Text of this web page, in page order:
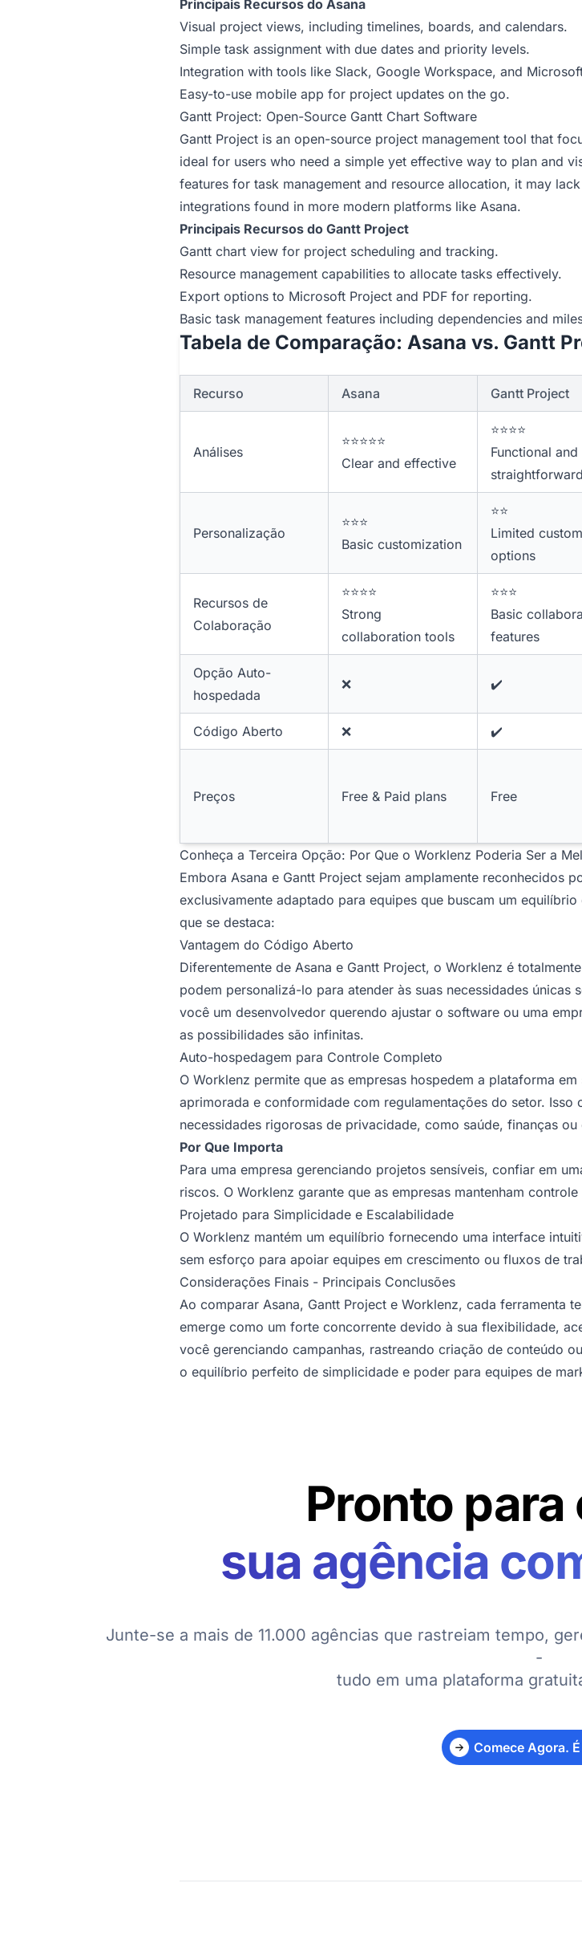
Principais Recursos do Asana
Visual project views, including timelines, boards, and calendars.
Simple task assignment with due dates and priority levels.
Integration with tools like Slack, Google Workspace, and
Easy-to-use mobile app for project updates on the go.
Gantt Project: Open-Source Gantt Chart Software
Gantt Project is an open-source project management tool that
ideal for users who need a simple yet effective way to plan and
features for task management and resource allocation, it may
integrations found in more modern platforms like Asana.
Principais Recursos do Gantt Project
Gantt chart view for project scheduling and tracking.
Resource management capabilities to allocate tasks effectively.
Export options to Microsoft Project and PDF for reporting.
Basic task management features including dependencies and
Tabela de Comparação: Asana vs. Gantt
Recurso Asana Gantt Project
Análises
⭐⭐⭐⭐⭐
Clear and effective
⭐⭐⭐⭐
Functional and
straightforward
Personalização
⭐⭐⭐
Basic customization
⭐⭐
Limited
options
Recursos de
Colaboração
⭐⭐⭐⭐
Strong
collaboration tools
⭐⭐⭐
Basic
features
Opção Auto-
hospedada
❌ ✔️
Código Aberto ❌ ✔️
Preços Free & Paid plans Free
Conheça a Terceira Opção: Por Que o Worklenz Poderia Ser a
Embora Asana e Gantt Project sejam amplamente reconhecidos
exclusivamente adaptado para equipes que buscam um
que se destaca:
Vantagem do Código Aberto
Diferentemente de Asana e Gantt Project, o Worklenz é
podem personalizá-lo para atender às suas necessidades
você um desenvolvedor querendo ajustar o software ou uma
as possibilidades são infinitas.
Auto-hospedagem para Controle Completo
O Worklenz permite que as empresas hospedem a plataforma
aprimorada e conformidade com regulamentações do setor. Isso
necessidades rigorosas de privacidade, como saúde, finanças
Por Que Importa
Para uma empresa gerenciando projetos sensíveis, confiar em
riscos. O Worklenz garante que as empresas mantenham
Projetado para Simplicidade e Escalabilidade
O Worklenz mantém um equilíbrio fornecendo uma interface
sem esforço para apoiar equipes em crescimento ou fluxos de
Considerações Finais - Principais Conclusões
Ao comparar Asana, Gantt Project e Worklenz, cada ferramenta
emerge como um forte concorrente devido à sua flexibilidade,
você gerenciando campanhas, rastreando criação de conteúdo
o equilíbrio perfeito de simplicidade e poder para equipes de
Pronto
sua agência
Junte-se a mais de 11.000 agências que rastreiam tempo,
-
tudo em uma plataforma
Comece Agora.